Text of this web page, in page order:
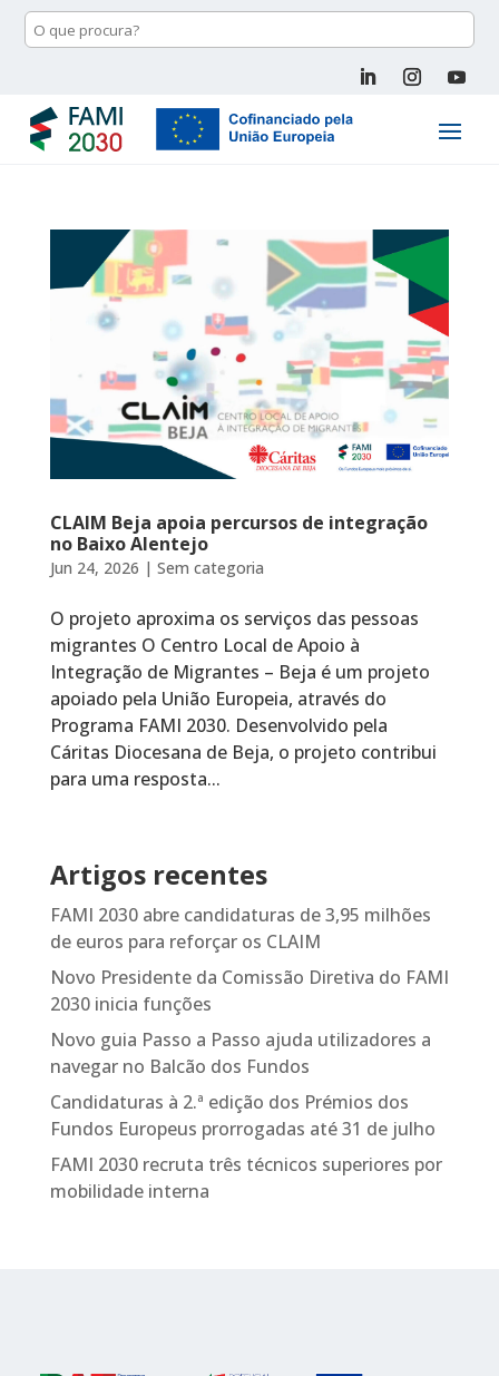
CLAIM Beja apoia percursos de integração
no Baixo Alentejo
Jun 24, 2026 | Sem categoria
O projeto aproxima os serviços das pessoas
migrantes O Centro Local de Apoio à
Integração de Migrantes – Beja é um projeto
apoiado pela União Europeia, através do
Programa FAMI 2030. Desenvolvido pela
Cáritas Diocesana de Beja, o projeto contribui
para uma resposta...
Artigos recentes
FAMI 2030 abre candidaturas de 3,95 milhões
de euros para reforçar os CLAIM
Novo Presidente da Comissão Diretiva do FAMI
2030 inicia funções
Novo guia Passo a Passo ajuda utilizadores a
navegar no Balcão dos Fundos
Candidaturas à 2.ª edição dos Prémios dos
Fundos Europeus prorrogadas até 31 de julho
FAMI 2030 recruta três técnicos superiores por
mobilidade interna